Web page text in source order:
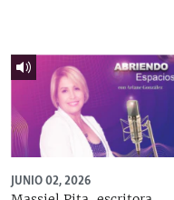
JUNIO 02, 2026